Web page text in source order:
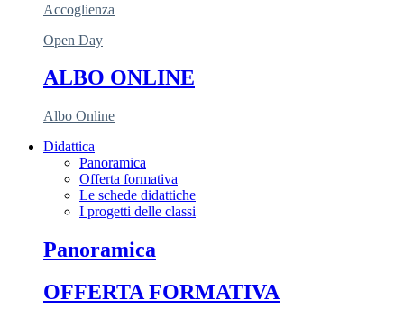
Accoglienza
Open Day
ALBO ONLINE
Albo Online
Didattica
Panoramica
Offerta formativa
Le schede didattiche
I progetti delle classi
Panoramica
OFFERTA FORMATIVA